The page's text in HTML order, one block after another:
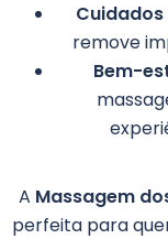
remove
Bem-
A Massagem
perfeita para